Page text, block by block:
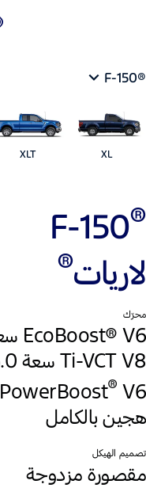
®F-150
XL
XLT
F-150®‎
لاريات®
محرّك
EcoBoost® V6 سعة 3.5 لتر
Ti-VCT V8 سعة 5.0 لتر
PowerBoost® ‎V6 سعة 3.5 لتر
هجين بالكامل
تصميم الهيكل
مقصورة مزدوجة